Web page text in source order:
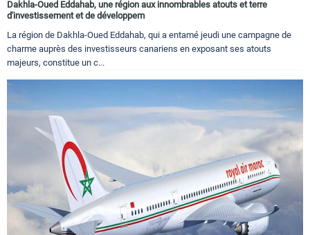
Dakhla-Oued Eddahab, une région aux innombrables atouts et terre
d'investissement et de développem
La région de Dakhla-Oued Eddahab, qui a entamé jeudi une campagne de
charme auprès des investisseurs canariens en exposant ses atouts
majeurs, constitue un c...